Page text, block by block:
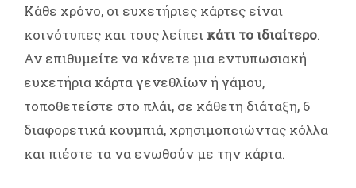
Κάθε χρόνο, οι ευχετήριες κάρτες είναι
κοινότυπες και τους λείπει κάτι το ιδιαίτερο.
Αν επιθυμείτε να κάνετε μια εντυπωσιακή
ευχετήρια κάρτα γενεθλίων ή γάμου,
τοποθετείστε στο πλάι, σε κάθετη διάταξη, 6
διαφορετικά κουμπιά, χρησιμοποιώντας κόλλα
και πιέστε τα να ενωθούν με την κάρτα.